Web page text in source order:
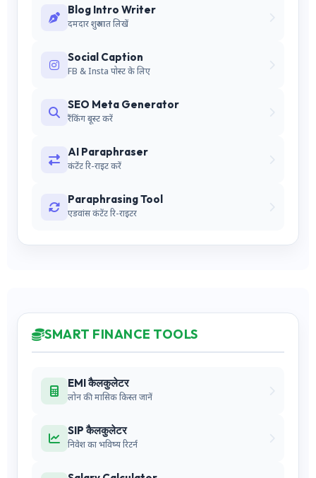
Blog Intro Writer
दमदार शुरुआत लिखें
Social Caption
FB & Insta पोस्ट के लिए
SEO Meta Generator
रैंकिंग बूस्ट करें
AI Paraphraser
कंटेंट रि-राइट करें
Paraphrasing Tool
एडवांस कंटेंट रि-राइटर
SMART FINANCE TOOLS
EMI कैलकुलेटर
लोन की मासिक किस्त जानें
SIP कैलकुलेटर
निवेश का भविष्य रिटर्न